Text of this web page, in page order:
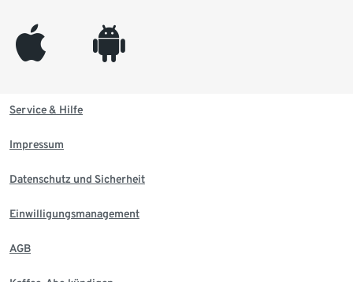
appleinc android
Service & Hilfe
Impressum
Datenschutz und Sicherheit
Einwilligungsmanagement
AGB